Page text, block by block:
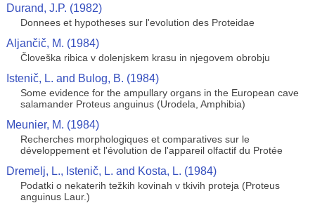
Durand, J.P. (1982)
Donnees et hypotheses sur l'evolution des Proteidae
Aljančič, M. (1984)
Človeška ribica v dolenjskem krasu in njegovem obrobju
Istenič, L. and Bulog, B. (1984)
Some evidence for the ampullary organs in the European cave
salamander Proteus anguinus (Urodela, Amphibia)
Meunier, M. (1984)
Recherches morphologiques et comparatives sur le
développement et l'évolution de l'appareil olfactif du Protée
Dremelj, L., Istenič, L. and Kosta, L. (1984)
Podatki o nekaterih težkih kovinah v tkivih proteja (Proteus
anguinus Laur.)